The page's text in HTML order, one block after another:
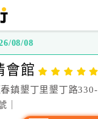
08/08
會館
鎮墾丁里墾丁路
｜